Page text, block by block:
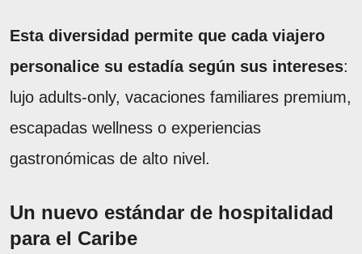
Esta diversidad permite que cada viajero
personalice su estadía según sus intereses:
lujo adults-only, vacaciones familiares premium,
escapadas wellness o experiencias
gastronómicas de alto nivel.
Un nuevo estándar de hospitalidad
para el Caribe